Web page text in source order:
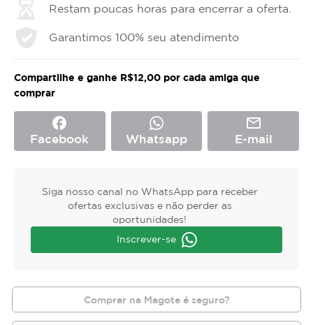
Restam poucas horas para encerrar a oferta.
Garantimos 100% seu atendimento
Compartilhe e ganhe R$12,00 por cada amiga que
comprar
facebook
Facebook Whatsapp
mail_outline
E-mail
Siga nosso canal no WhatsApp para receber
ofertas exclusivas e não perder as
oportunidades!
Inscrever-se
Comprar na Magote é seguro?